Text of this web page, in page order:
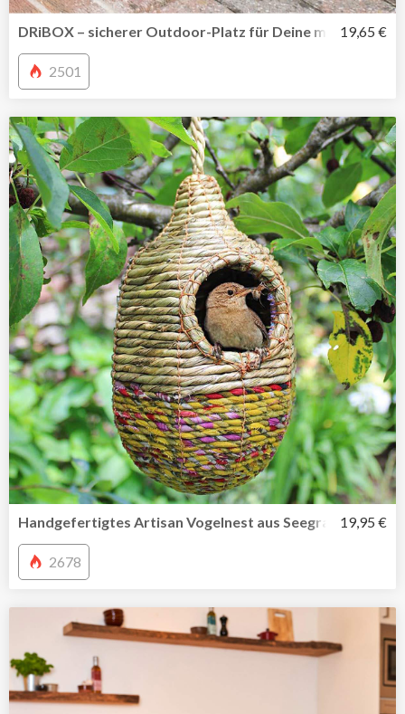
DRiBOX – sicherer Outdoor-Platz für Deine mobile19,65 €
2501
Handgefertigtes Artisan Vogelnest aus Seegras und19,95 €
2678